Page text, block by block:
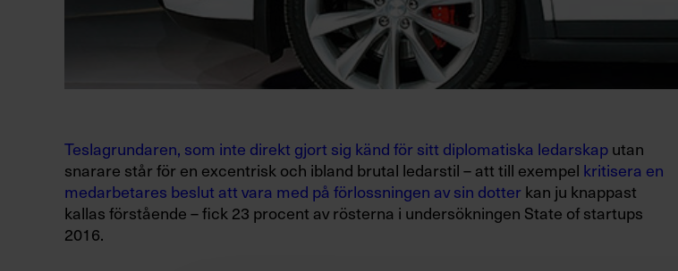
Teslagrundaren, som inte direkt gjort sig känd för sitt diplomatiska ledarskaputan
snarare står för en excentrisk och ibland brutal ledarstil – att till exempel kritisera en
medarbetares beslut att vara med på förlossningen av sin dotter kan ju knappast
kallas förstående – fick 23 procent av rösterna i undersökningen State of startups
2016.